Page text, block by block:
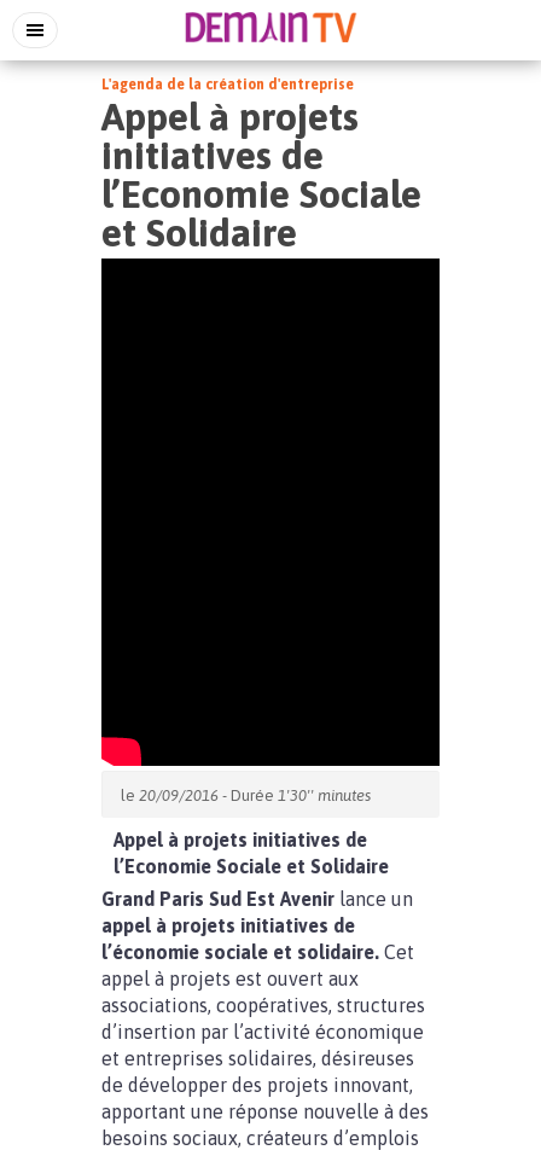
L'agenda de la création d'entreprise
Appel à projets
initiatives de
l’Economie Sociale
et Solidaire
le 20/09/2016 - Durée 1'30'' minutes
Appel à projets initiatives de
l’Economie Sociale et Solidaire
Grand Paris Sud Est Avenir lance un
appel à projets initiatives de
l’économie sociale et solidaire. Cet
appel à projets est ouvert aux
associations, coopératives, structures
d’insertion par l’activité économique
et entreprises solidaires, désireuses
de développer des projets innovant,
apportant une réponse nouvelle à des
besoins sociaux, créateurs d’emplois